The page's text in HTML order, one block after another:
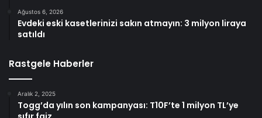
Ağustos 6, 2026
Evdeki eski kasetlerinizi sakın atmayın: 3 milyon liraya
satıldı
Rastgele Haberler
Aralık 2, 2025
Togg’da yılın son kampanyası: T10F’te 1 milyon TL’ye